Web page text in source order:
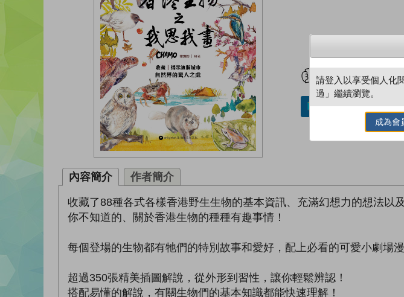
試閲
加入／閱讀電子書
內容簡介 作者簡介
收藏了88種各式各樣香港野生生物的基本資訊、充滿幻想力的想法
你不知道的、關於香港生物的種種有趣事情！
每個登場的生物都有牠們的特別故事和愛好，配上必看的可愛小劇場
超過350張精美插圖解說，從外形到習性，讓你輕鬆辨認！
搭配易懂的解說，有關生物們的基本知識都能快速理解！
請登入以享受個人化
過」繼續瀏覽。
成為會